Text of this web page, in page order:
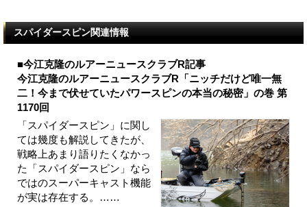
スパイダースピン関連情報
■今江克隆のルアーニュースクラブR記事
今江克隆のルアーニュースクラブR「ニッチだけど唯一無
二！今まで伏せていたパワースピンの本当の秘密」の巻 第
1170回
「スパイダースピン」に関し
ては幾度も解説してきたが、
戦略上あまり語りたくなかっ
た「スパイダースピン」なら
ではのスーパーキャスト機能
が実は存在する。……